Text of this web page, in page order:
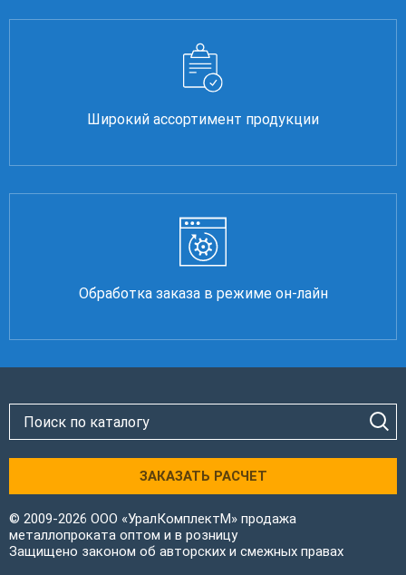
Широкий ассортимент продукции
Обработка заказа в режиме он-лайн
ЗАКАЗАТЬ РАСЧЕТ
© 2009-2026 ООО «УралКомплектМ» продажа
металлопроката оптом и в розницу
Защищено законом об авторских и смежных правах